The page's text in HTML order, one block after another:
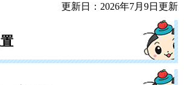
更新日：2026年7月9日更新